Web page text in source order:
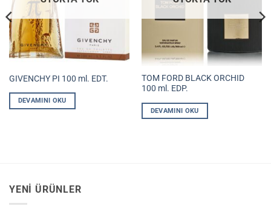
GIVENCHY PI 100 ml. EDT.
DEVAMINI OKU
TOM FORD BLACK ORCHID
100 ml. EDP.
DEVAMINI OKU
YENI ÜRÜNLER